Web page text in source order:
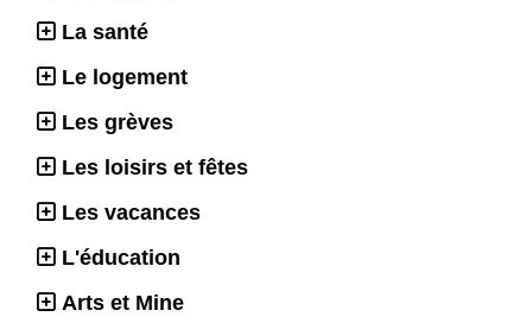
La santé
Le logement
Les grèves
Les loisirs et fêtes
Les vacances
L'éducation
Arts et Mine